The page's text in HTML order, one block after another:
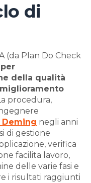
di
(da Plan Do Check
della qualità
procedura,
negli anni
di gestione
verifica
facilita lavoro,
delle varie fasi e
i risultati raggiunti